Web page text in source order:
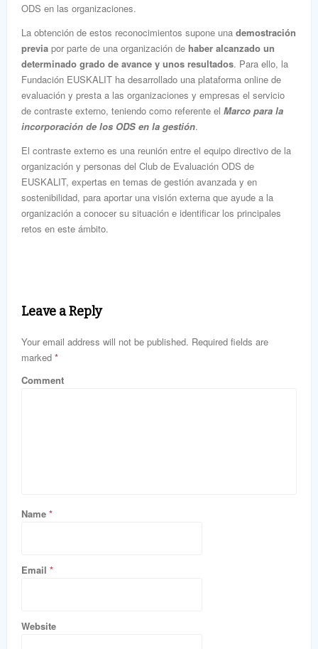
ODS en las organizaciones.
La obtención de estos reconocimientos supone una demostración
previa por parte de una organización de haber alcanzado un
determinado grado de avance y unos resultados. Para ello, la
Fundación EUSKALIT ha desarrollado una plataforma online de
evaluación y presta a las organizaciones y empresas el servicio
de contraste externo, teniendo como referente el Marco para la
incorporación de los ODS en la gestión.
El contraste externo es una reunión entre el equipo directivo de la
organización y personas del Club de Evaluación ODS de
EUSKALIT, expertas en temas de gestión avanzada y en
sostenibilidad, para aportar una visión externa que ayude a la
organización a conocer su situación e identificar los principales
retos en este ámbito.
Leave a Reply
Your email address will not be published. Required fields are
marked *
Comment
Name *
Email *
Website